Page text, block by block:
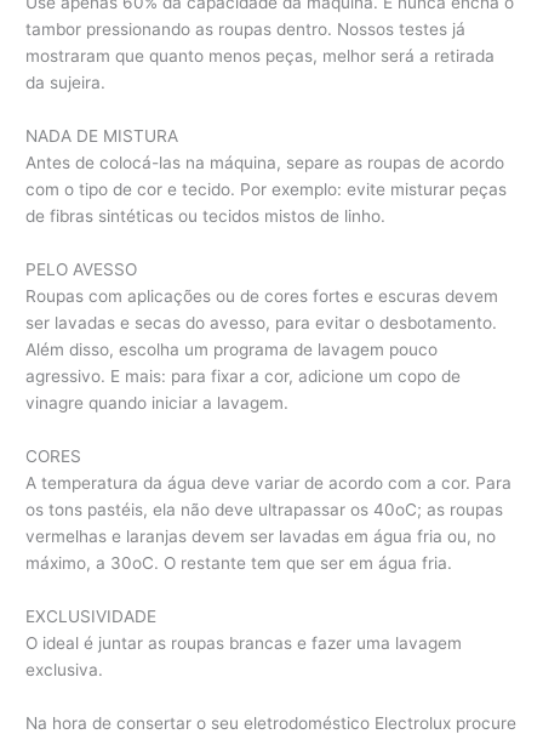
tambor pressionando as roupas dentro. Nossos testes já
mostraram que quanto menos peças, melhor será a retirada
da sujeira.
NADA DE MISTURA
Antes de colocá-las na máquina, separe as roupas de acordo
com o tipo de cor e tecido. Por exemplo: evite misturar peças
de fibras sintéticas ou tecidos mistos de linho.
PELO AVESSO
Roupas com aplicações ou de cores fortes e escuras devem
ser lavadas e secas do avesso, para evitar o desbotamento.
Além disso, escolha um programa de lavagem pouco
agressivo. E mais: para fixar a cor, adicione um copo de
vinagre quando iniciar a lavagem.
CORES
A temperatura da água deve variar de acordo com a cor. Para
os tons pastéis, ela não deve ultrapassar os 40oC; as roupas
vermelhas e laranjas devem ser lavadas em água fria ou, no
máximo, a 30oC. O restante tem que ser em água fria.
EXCLUSIVIDADE
O ideal é juntar as roupas brancas e fazer uma lavagem
exclusiva.
Na hora de consertar o seu eletrodoméstico Electrolux procure